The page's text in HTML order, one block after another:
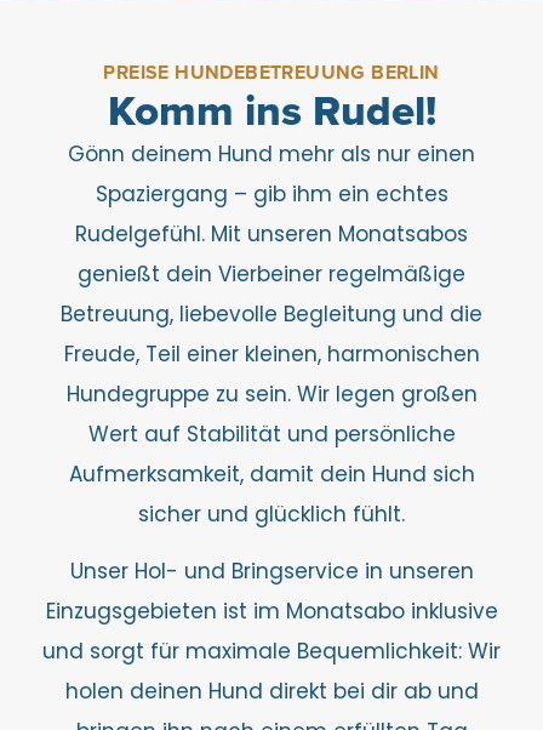
PREISE HUNDEBETREUUNG BERLIN
Komm ins Rudel!
Gönn deinem Hund mehr als nur einen
Spaziergang – gib ihm ein echtes
Rudelgefühl. Mit unseren Monatsabos
genießt dein Vierbeiner regelmäßige
Betreuung, liebevolle Begleitung und die
Freude, Teil einer kleinen, harmonischen
Hundegruppe zu sein. Wir legen großen
Wert auf Stabilität und persönliche
Aufmerksamkeit, damit dein Hund sich
sicher und glücklich fühlt.
Unser Hol- und Bringservice in unseren
Einzugsgebieten ist im Monatsabo inklusive
und sorgt für maximale Bequemlichkeit: Wir
holen deinen Hund direkt bei dir ab und